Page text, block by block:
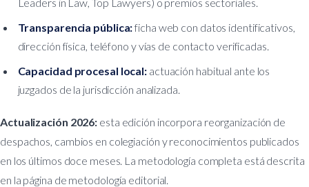
Transparencia pública:ficha web con datos identificativos,
dirección física, teléfono y vías de contacto verificadas.
Capacidad procesal local: actuación habitual ante los
juzgados de la jurisdicción analizada.
Actualización 2026: esta edición incorpora reorganización de
despachos, cambios en colegiación y reconocimientos publicados
en los últimos doce meses. La metodología completa está descrita
en la página de metodología editorial